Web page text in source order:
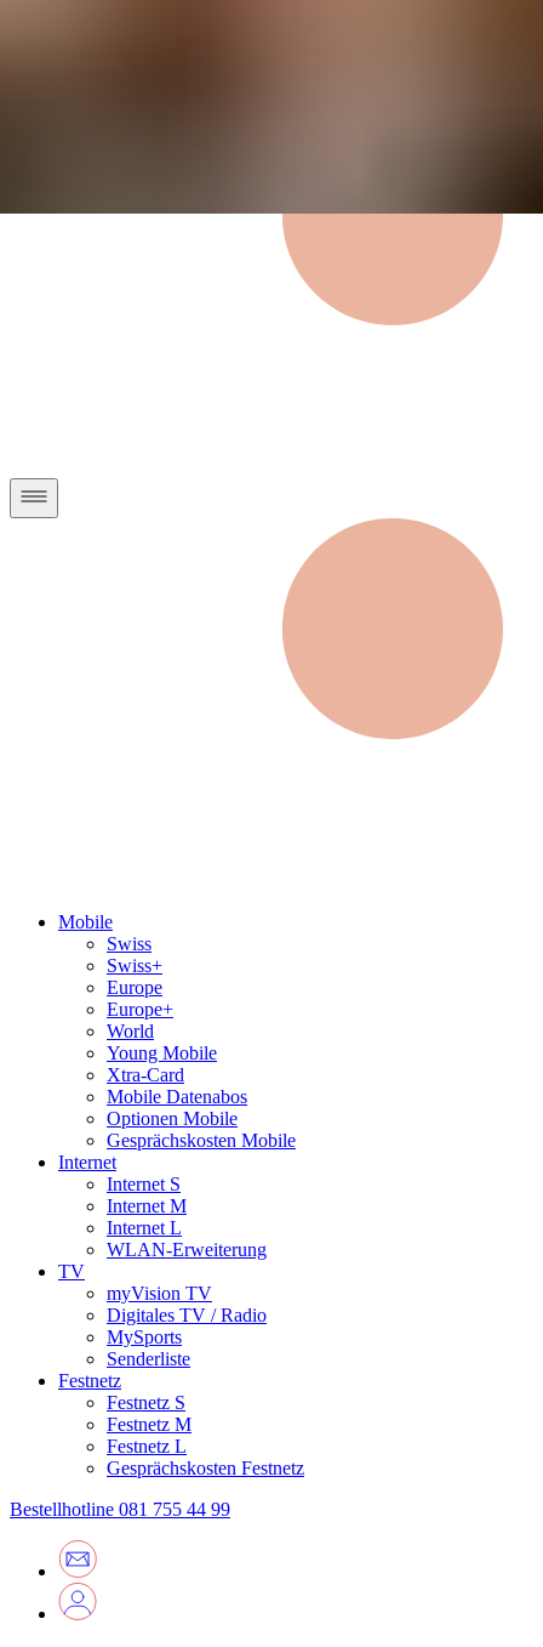
Mobile
Swiss
Swiss+
Europe
Europe+
World
Young Mobile
Xtra-Card
Mobile Datenabos
Optionen Mobile
Gesprächskosten Mobile
Internet
Internet S
Internet M
Internet L
WLAN-Erweiterung
TV
myVision TV
Digitales TV / Radio
MySports
Senderliste
Festnetz
Festnetz S
Festnetz M
Festnetz L
Gesprächskosten Festnetz
Bestellhotline 081 755 44 99